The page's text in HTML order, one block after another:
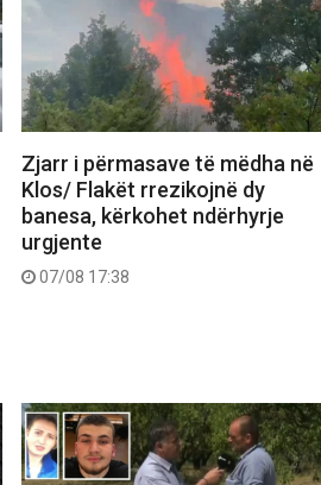
Zjarr i përmasave të mëdha në
Klos/ Flakët rrezikojnë dy
banesa, kërkohet ndërhyrje
urgjente
07/08 17:38